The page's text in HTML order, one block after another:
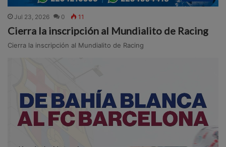
Jul 23, 2026 0 11
Cierra la inscripción al Mundialito de Racing
Cierra la inscripción al Mundialito de Racing